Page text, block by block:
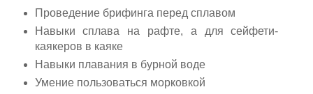
Проведение брифинга перед сплавом
Навыки сплава на рафте, а для сейфети-
каякеров в каяке
Навыки плавания в бурной воде
Умение пользоваться морковкой